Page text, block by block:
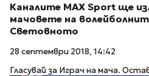
Каналите МAX Sport ще
мачовете на
Световното
28 септември 2018, 14:42
Гласувай за Играч на мача.